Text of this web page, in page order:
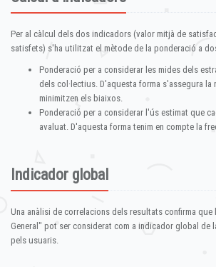
Per al càlcul dels dos indicadors (valor mitjà de
satisfets) s'ha utilitzat el mètode de la ponderació a
Ponderació per a considerar les mides dels
dels col·lectius. D'aquesta forma s'assegura
minimitzen els biaixos.
Ponderació per a considerar l'ús estimat que
avaluat. D'aquesta forma tenim en compte la
Indicador global
Una anàlisi de correlacions dels resultats confirma
General" pot ser considerat com a indicador global de
pels usuaris.